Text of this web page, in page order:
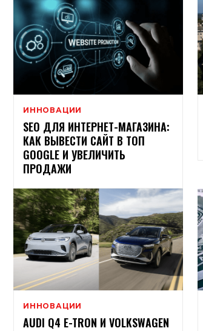
ИННОВАЦИИ
SEO ДЛЯ ИНТЕРНЕТ-МАГАЗИНА:
КАК ВЫВЕСТИ САЙТ В ТОП
GOOGLE И УВЕЛИЧИТЬ
ПРОДАЖИ
ИННОВАЦИИ
AUDI Q4 E-TRON И VOLKSWAGEN